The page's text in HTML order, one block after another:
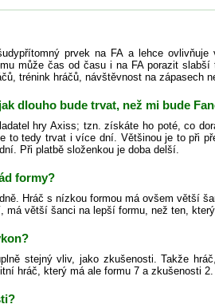
prvek na FA a lehce
může čas od času i na FA porazit
trénink hráčů, návštěvnost na zápasech
dlouho bude trvat, než mi bude
hry Axiss; tzn. získáte ho poté, co
to tedy trvat i více dní. Většinou je to při
Při platbě složenkou je doba delší.
formy?
Hráč s nízkou formou má ovšem větší
má větší šanci na lepší formu, než ten,
stejný vliv, jako zkušenosti. Takže
hráč, který má ale formu 7 a zkušenosti 2.